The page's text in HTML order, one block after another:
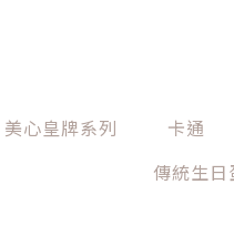
美心皇牌系列 卡通
傳統生日